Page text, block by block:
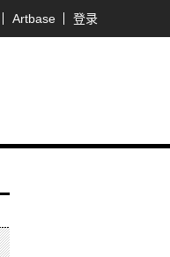
Artbase 登录